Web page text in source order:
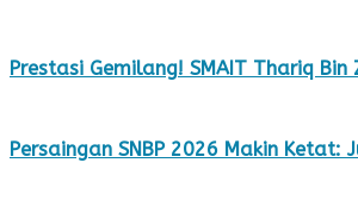
Prestasi Gemilang! SMAIT Thariq
Persaingan SNBP 2026 Makin Ketat: